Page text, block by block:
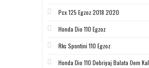
Pcx 125 Egzoz 2018 2020
Honda Dio 110 Egzoz
Rks Spontini 110 Egzoz
Honda Dio 110 Debriyaj Balata Oem